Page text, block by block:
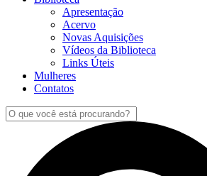
Apresentação
Acervo
Novas Aquisições
Vídeos da Biblioteca
Links Úteis
Mulheres
Contatos